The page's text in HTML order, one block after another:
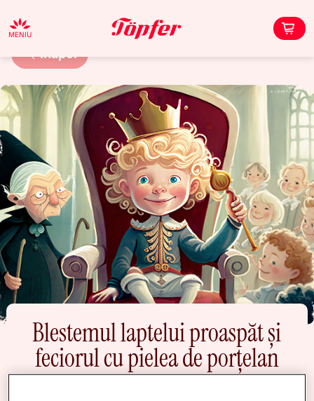
MENIU
Înapoi
Blestemul laptelui proaspăt și
feciorul cu pielea de porțelan